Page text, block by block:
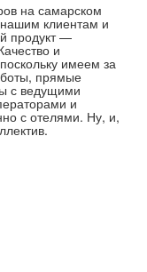
на самарском
клиентам и
продукт —
и
имеем за
прямые
с ведущими
и
с отелями. Ну, и,